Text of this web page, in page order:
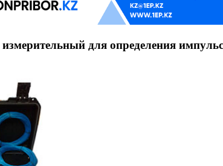
для определения